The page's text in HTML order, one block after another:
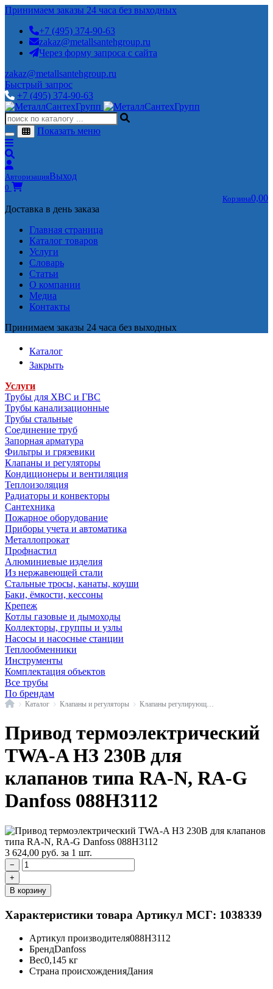
Принимаем заказы 24 часа без выходных
+7 (495) 374-90-63
zakaz@metallsantehgroup.ru
Через форму запроса с сайта
zakaz@metallsantehgroup.ru
Быстрый запрос
+7 (495) 374-90-63
Показать меню
АвторизацияВыход
0
Корзина0,00
Доставка в день заказа
Главная страница
Каталог товаров
Услуги
Словарь
Статьи
О компании
Медиа
Контакты
Принимаем заказы 24 часа без выходных
Каталог
Закрыть
Услуги
Трубы для ХВС и ГВС
Трубы канализационные
Трубы стальные
Соединение труб
Запорная арматура
Фильтры и грязевики
Клапаны и регуляторы
Кондиционеры и вентиляция
Теплоизоляция
Радиаторы и конвекторы
Сантехника
Пожарное оборудование
Приборы учета и автоматика
Металлопрокат
Профнастил
Алюминиевые изделия
Из нержавеющей стали
Стальные тросы, канаты, коуши
Баки, ёмкости, кессоны
Крепеж
Котлы газовые и дымоходы
Коллекторы, группы и узлы
Насосы и насосные станции
Теплообменники
Инструменты
Комплектация объектов
Все трубы
По брендам
ГлавнаяКаталог Клапаны и регуляторы
Привод термоэлектрический
TWA-A НЗ 230В для
клапанов типа RA-N, RA-G
Danfoss 088H3112
3 624,00 руб. за 1 шт.
−
+
В корзину
Характеристики товара Артикул МСГ: 1038339
Артикул производителя088H3112
БрендDanfoss
Вес0,145 кг
Страна происхожденияДания